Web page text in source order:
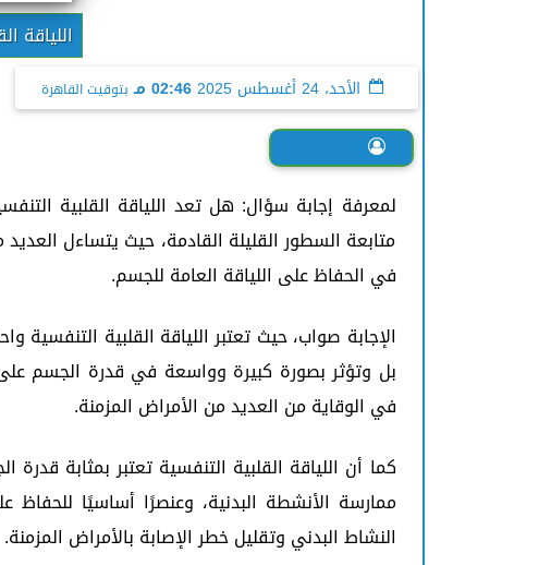
اللياقة
الأحد، 24 أغسطس 2025 02:46 مـ بتوقيت القاهرة
لمعرفة إجابة سؤال: هل تعد اللياقة القلبية
متابعة السطور القليلة القادمة، حيث يتساءل
في الحفاظ على اللياقة العامة للجسم.
الإجابة صواب، حيث تعتبر اللياقة القلبية التنفسية
بل وتؤثر بصورة كبيرة وواسعة في قدرة الجسم على
في الوقاية من العديد من الأمراض المزمنة.
كما أن اللياقة القلبية التنفسية تعتبر بمثابة
ممارسة الأنشطة البدنية، وعنصرًا أساسيًا
النشاط البدني وتقليل خطر الإصابة بالأمراض المزمنة.